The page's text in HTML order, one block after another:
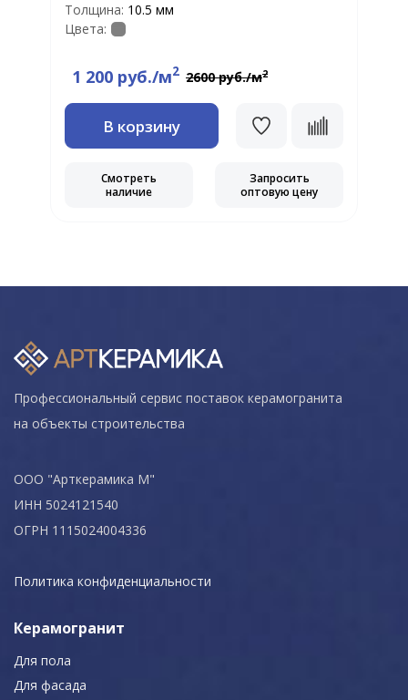
Толщина: 10.5 мм
Цвета:
1 200 руб./м2 2600 руб./м2
В корзину
Смотреть
наличие
Запросить
оптовую цену
Профессиональный сервис поставок керамогранита
на объекты строительства
ООО "Арткерамика М"
ИНН 5024121540
ОГРН 1115024004336
Политика конфиденциальности
Керамогранит
Для пола
Для фасада